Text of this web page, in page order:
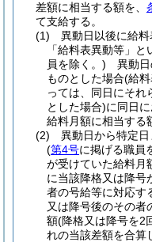
差額に相当する額を、
て支給する。
(1)
異動日以後に給
「給料表異動等」と
員を除く。) 異動日
ものとした場合(給
っては、同日にそれ
とした場合)に同日
給料月額に相当する
(2)
異動日から特定
(第4号に掲げる職員
が受けていた給料月
に当該降格又は降号
者の号給等に対応す
又は降号後のその者
額(降格又は降号を2
れの当該差額を合算